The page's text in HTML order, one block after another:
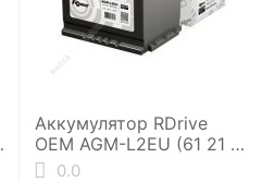
Аккумулятор RDrive
OEM AGM-L2EU (61 21 7
604 802 BMW)
0.0